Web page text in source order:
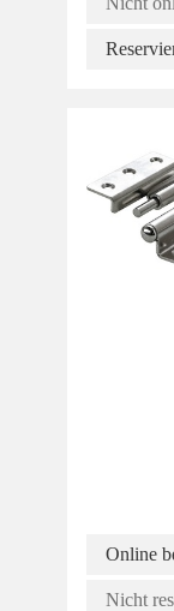
Online
Nicht